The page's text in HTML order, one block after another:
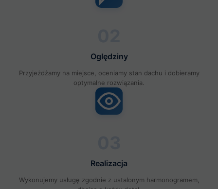
Oględziny
Przyjeżdżamy na miejsce, oceniamy stan dachu i dobieramy
optymalne rozwiązania.
Realizacja
Wykonujemy usługę zgodnie z ustalonym harmonogramem,